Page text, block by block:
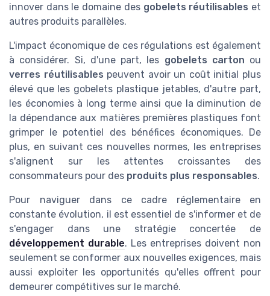
innover dans le domaine des gobelets réutilisables et
autres produits parallèles.
L'impact économique de ces régulations est également
à considérer. Si, d'une part, les gobelets carton ou
verres réutilisables peuvent avoir un coût initial plus
élevé que les gobelets plastique jetables, d'autre part,
les économies à long terme ainsi que la diminution de
la dépendance aux matières premières plastiques font
grimper le potentiel des bénéfices économiques. De
plus, en suivant ces nouvelles normes, les entreprises
s'alignent sur les attentes croissantes des
consommateurs pour des produits plus responsables.
Pour naviguer dans ce cadre réglementaire en
constante évolution, il est essentiel de s'informer et de
s'engager dans une stratégie concertée de
développement durable. Les entreprises doivent non
seulement se conformer aux nouvelles exigences, mais
aussi exploiter les opportunités qu'elles offrent pour
demeurer compétitives sur le marché.